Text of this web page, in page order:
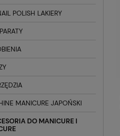
POLISH LAKIERY
MANICURE JAPOŃSKI
DO MANICURE I